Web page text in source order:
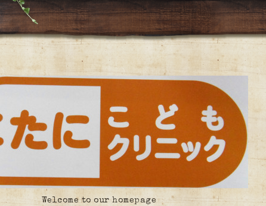
Welcome to our homepage